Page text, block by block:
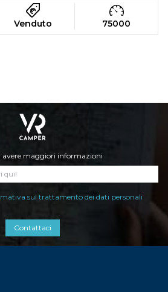
Venduto 75000
avere maggiori informazioni
sul trattamento dei dati personali
Contattaci